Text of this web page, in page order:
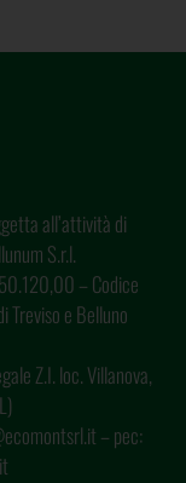
all’attività di
S.r.l.
– Codice
Treviso e Belluno
Z.I. loc. Villanova,
– pec: